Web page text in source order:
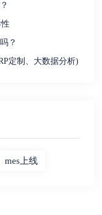
？
定制、大数据分析)
mes上线